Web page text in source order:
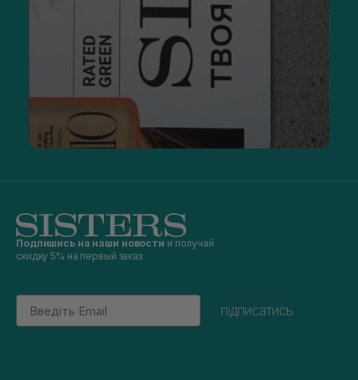
Подпишись на наши новости и получай
скидку 5% на первый заказ
Email
підписатись